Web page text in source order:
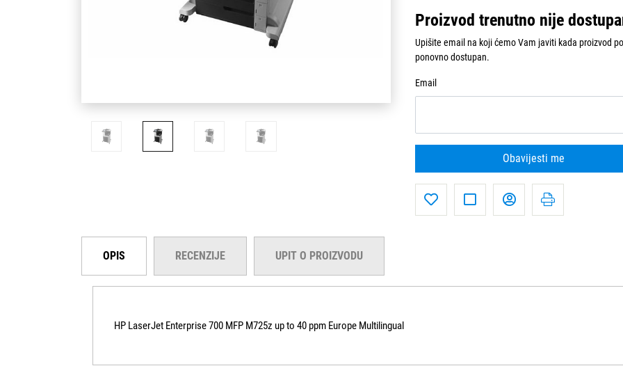
Proizvod trenutno nije
Upišite email na koji ćemo Vam javiti kada proizvod
ponovno dostupan.
Email
Obavijesti me
OPIS RECENZIJE UPIT O PROIZVODU
HP LaserJet Enterprise 700 MFP M725z up to 40 ppm Europe Multilingual